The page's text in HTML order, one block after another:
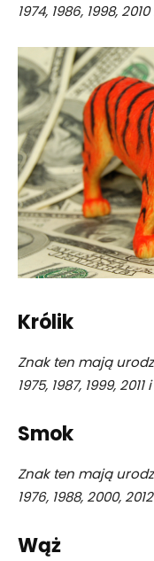
1974, 1986, 1998,
Królik
Znak ten mają
1975, 1987, 1999,
Smok
Znak ten mają
1976, 1988, 2000,
Wąż